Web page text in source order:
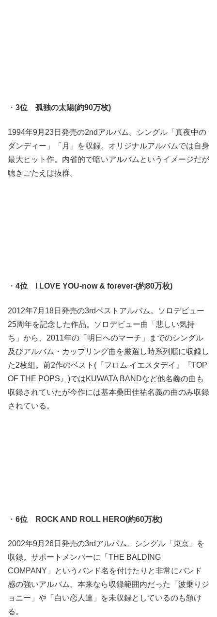
・ 3位 孤独の太陽(約90万枚)
1994年9月23日発売の2ndアルバム。シングル「真夜中の
ダンディー」「月」を収録。オリジナルアルバムでは自身
最大ヒット作。内省的で暗いアルバムというイメージだが
聴きごたえは抜群。
・ 4位 I LOVE YOU-now & forever-(約80万枚)
2012年7月18日発売の3rdベストアルバム。ソロデビュー
25周年を記念した作品。ソロデビュー曲「悲しい気持
ち」から、2011年の「明日へのマーチ」までのシングル
及びアルバム・カップリング曲を厳選し時系列順に収録し
た2枚組。前2作のベスト(『フロム イエスタデイ』『TOP
OF THE POPS』)ではKUWATA BANDなど他名義の曲も
収録されていたが今作には基本桑田佳祐名義の曲のみ収録
されている。
・ 6位 ROCK AND ROLL HERO(約60万枚)
2002年9月26日発売の3rdアルバム。シングル「東京」を
収録。サポートメンバーに「THE BALDING
COMPANY」というバンド名を付けたりと非常にバンド
感の強いアルバム。本来なら収録範囲内だった「波乗りジ
ョニー」や「白い恋人達」を未収録としているのも頷け
る。